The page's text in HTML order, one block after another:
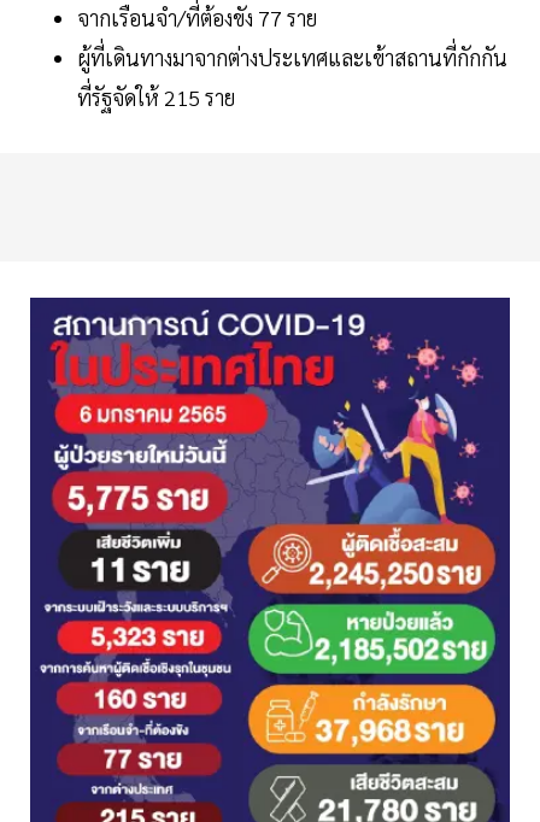
จากเรือนจำ/ที่ต้องขัง 77 ราย
ผู้ที่เดินทางมาจากต่างประเทศและเข้าสถานที่กักกัน
ที่รัฐจัดให้ 215 ราย